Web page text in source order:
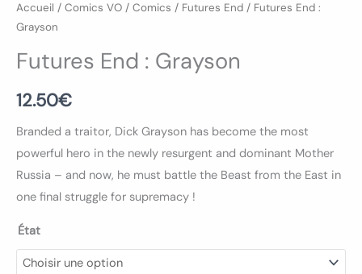
Accueil / Comics VO / Comics / Futures End / Futures End :
Grayson
Futures End : Grayson
12.50€
Branded a traitor, Dick Grayson has become the most
powerful hero in the newly resurgent and dominant Mother
Russia – and now, he must battle the Beast from the East in
one final struggle for supremacy !
État